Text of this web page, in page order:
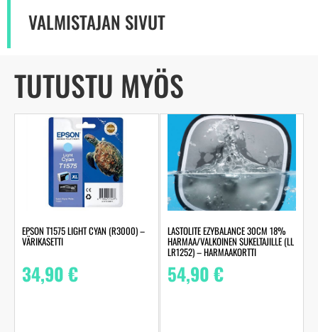
VALMISTAJAN SIVUT
TUTUSTU MYÖS
EPSON T1575 LIGHT CYAN (R3000) –
VÄRIKASETTI
34,90€
LASTOLITE EZYBALANCE 30CM 18%
HARMAA/VALKOINEN SUKELTAJILLE (LL
LR1252) – HARMAAKORTTI
54,90€